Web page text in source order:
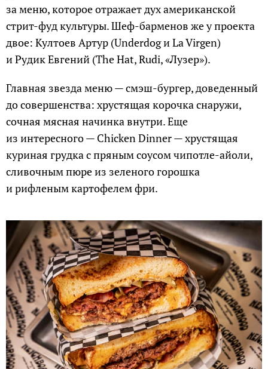
за меню, которое отражает дух американской
стрит-фуд культуры. Шеф-барменов же у проекта
двое: Култоев Артур (Underdog и La Virgen)
и Рудик Евгений (The Hat, Rudi, «Лузер»).
Главная звезда меню — смэш-бургер, доведенный
до совершенства: хрустящая корочка снаружи,
сочная мясная начинка внутри. Еще
из интересного — Chicken Dinner — хрустящая
куриная грудка с пряным соусом чипотле-айоли,
сливочным пюре из зеленого горошка
и рифленым картофелем фри.